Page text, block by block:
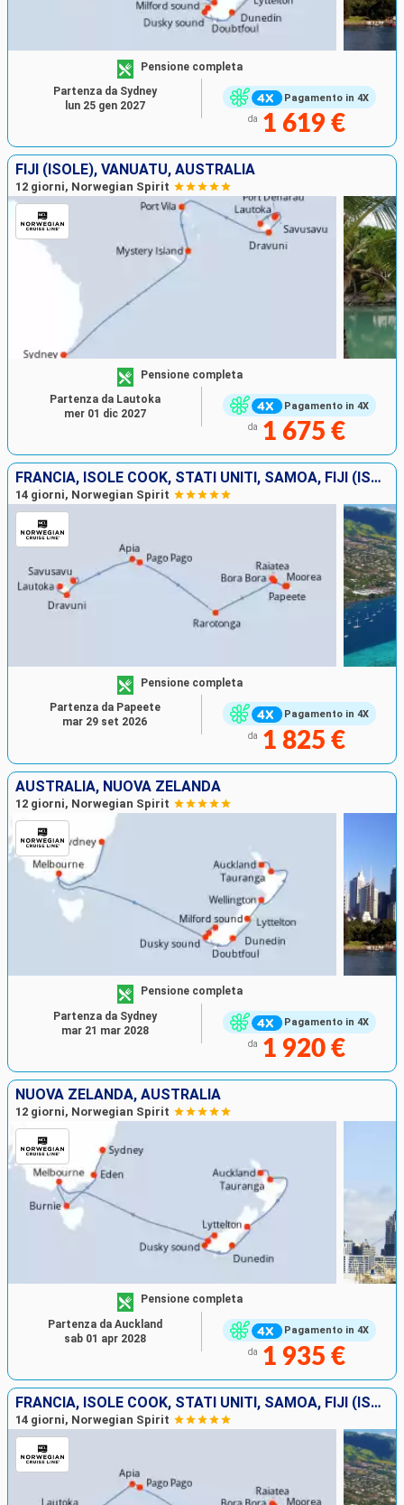
Pagamento in 4X
Pensione completa
da 1 619 €
Partenza da Sydney
lun 25 gen 2027
FIJI (ISOLE), VANUATU, AUSTRALIA
12 giorni, Norwegian Spirit
Pagamento in 4X
Pensione completa
da 1 675 €
Partenza da Lautoka
mer 01 dic 2027
FRANCIA, ISOLE COOK, STATI UNITI, SAMOA, FIJI (ISOLE)
14 giorni, Norwegian Spirit
Pagamento in 4X
Pensione completa
da 1 825 €
Partenza da Papeete
mar 29 set 2026
AUSTRALIA, NUOVA ZELANDA
12 giorni, Norwegian Spirit
Pagamento in 4X
Pensione completa
da 1 920 €
Partenza da Sydney
mar 21 mar 2028
NUOVA ZELANDA, AUSTRALIA
12 giorni, Norwegian Spirit
Pagamento in 4X
Pensione completa
da 1 935 €
Partenza da Auckland
sab 01 apr 2028
FRANCIA, ISOLE COOK, STATI UNITI, SAMOA, FIJI (ISOLE)
14 giorni, Norwegian Spirit